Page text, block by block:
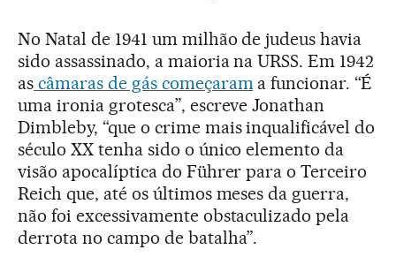
No Natal de 1941 um milhão de judeus havia
sido assassinado, a maioria na URSS. Em 1942
ascâmaras de gás começarama funcionar. “É
uma ironia grotesca”, escreve Jonathan
Dimbleby, “que o crime mais inqualificável do
século XX tenha sido o único elemento da
visão apocalíptica do Führer para o Terceiro
Reich que, até os últimos meses da guerra,
não foi excessivamente obstaculizado pela
derrota no campo de batalha”.